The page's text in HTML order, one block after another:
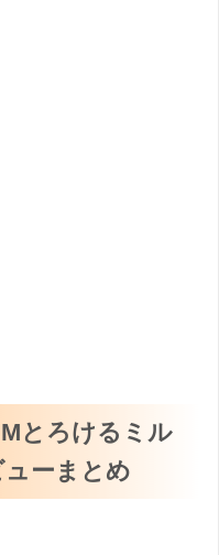
とろけるミル
ーまとめ